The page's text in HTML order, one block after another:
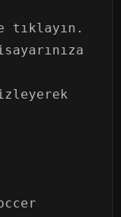
tıklayın.